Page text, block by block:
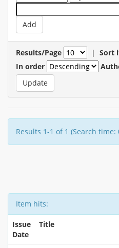
Results/Page | Sort
In order
Results 1-1 of 1 (Search time:
Item hits:
Issue
Date
Title